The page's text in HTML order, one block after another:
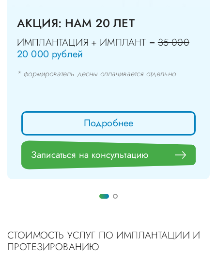
АКЦИЯ: НАМ 20 ЛЕТ
ИМПЛАНТАЦИЯ + ИМПЛАНТ =35 000
20 000 рублей
* формирователь десны оплачивается отдельно
Подробнее
Записаться на консультацию
СТОИМОСТЬ УСЛУГ ПО ИМПЛАНТАЦИИ И
ПРОТЕЗИРОВАНИЮ